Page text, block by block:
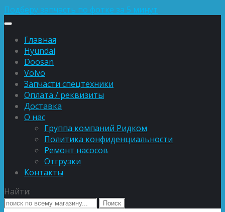
Подберу запчасть по фотке за 5 минут
Главная
Hyundai
Doosan
Volvo
Запчасти спецтехники
Оплата / реквизиты
Доставка
О нас
Группа компаний Ридком
Политика конфиденциальности
Ремонт насосов
Отгрузки
Контакты
Найти: